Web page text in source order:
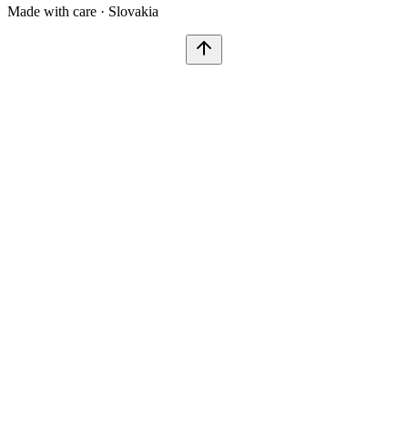
Made with care · Slovakia